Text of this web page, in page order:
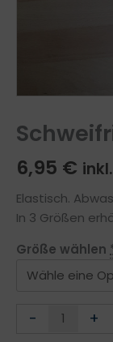
6,95 €
Elastisch.
In 3 Größen
Größe wählen
-
Schweifriemen
+